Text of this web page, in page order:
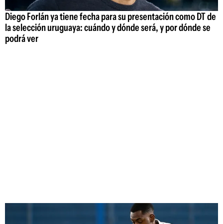
Diego Forlán ya tiene fecha para su presentación como DT de
la selección uruguaya: cuándo y dónde será, y por dónde se
podrá ver